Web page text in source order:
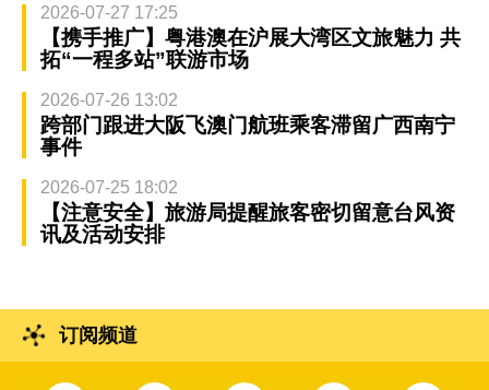
2026-07-27 17:25
【携手推广】粤港澳在沪展大湾区文旅魅力 共
拓“一程多站”联游市场
2026-07-26 13:02
跨部门跟进大阪飞澳门航班乘客滞留广西南宁
事件
2026-07-25 18:02
【注意安全】旅游局提醒旅客密切留意台风资
讯及活动安排
订阅频道